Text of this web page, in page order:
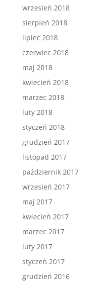
wrzesień 2018
sierpień 2018
lipiec 2018
czerwiec 2018
maj 2018
kwiecień 2018
marzec 2018
luty 2018
styczeń 2018
grudzień 2017
listopad 2017
październik 2017
wrzesień 2017
maj 2017
kwiecień 2017
marzec 2017
luty 2017
styczeń 2017
grudzień 2016